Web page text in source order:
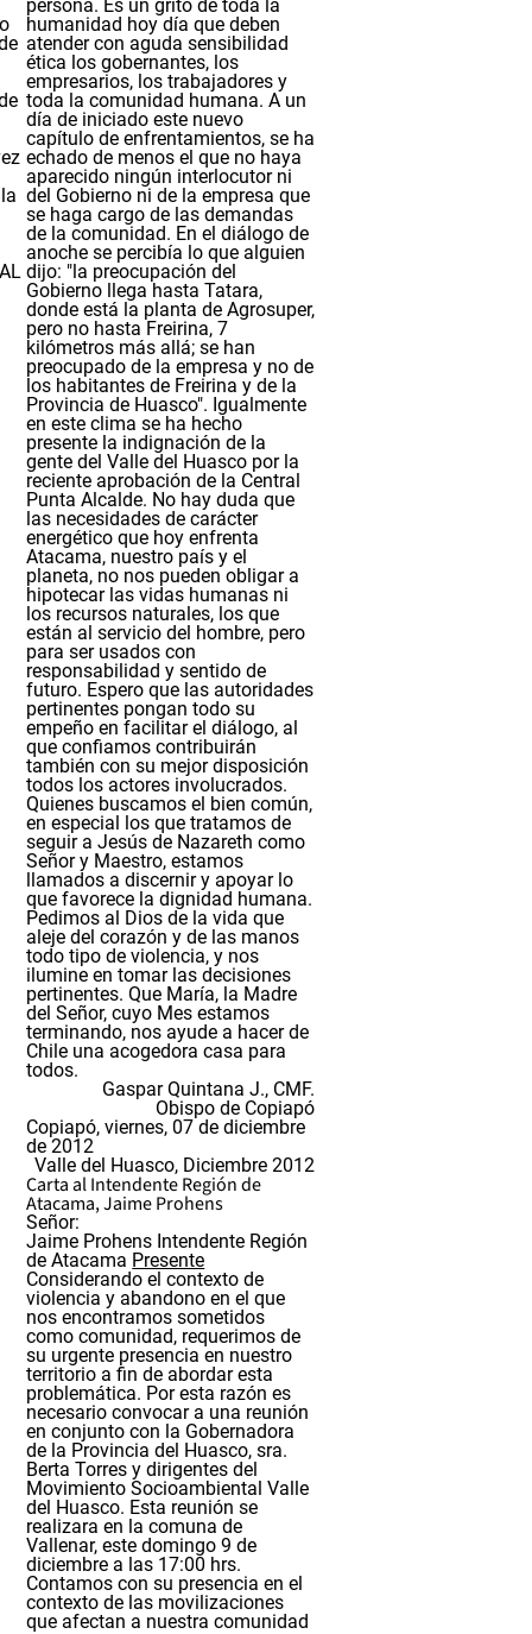
persona. Es un grito de toda la
humanidad hoy día que deben
atender con aguda sensibilidad
ética los gobernantes, los
empresarios, los trabajadores y
toda la comunidad humana. A un
día de iniciado este nuevo
capítulo de enfrentamientos, se ha
echado de menos el que no haya
aparecido ningún interlocutor ni
del Gobierno ni de la empresa que
se haga cargo de las demandas
de la comunidad. En el diálogo de
anoche se percibía lo que alguien
dijo: "la preocupación del
Gobierno llega hasta Tatara,
donde está la planta de Agrosuper,
pero no hasta Freirina, 7
kilómetros más allá; se han
preocupado de la empresa y no de
los habitantes de Freirina y de la
Provincia de Huasco". Igualmente
en este clima se ha hecho
presente la indignación de la
gente del Valle del Huasco por la
reciente aprobación de la Central
Punta Alcalde. No hay duda que
las necesidades de carácter
energético que hoy enfrenta
Atacama, nuestro país y el
planeta, no nos pueden obligar a
hipotecar las vidas humanas ni
los recursos naturales, los que
están al servicio del hombre, pero
para ser usados con
responsabilidad y sentido de
futuro. Espero que las autoridades
pertinentes pongan todo su
empeño en facilitar el diálogo, al
que confiamos contribuirán
también con su mejor disposición
todos los actores involucrados.
Quienes buscamos el bien común,
en especial los que tratamos de
seguir a Jesús de Nazareth como
Señor y Maestro, estamos
llamados a discernir y apoyar lo
que favorece la dignidad humana.
Pedimos al Dios de la vida que
aleje del corazón y de las manos
todo tipo de violencia, y nos
ilumine en tomar las decisiones
pertinentes. Que María, la Madre
del Señor, cuyo Mes estamos
terminando, nos ayude a hacer de
Chile una acogedora casa para
todos.
Gaspar Quintana J., CMF.
Obispo de Copiapó
Copiapó, viernes, 07 de diciembre
de 2012
Valle del Huasco, Diciembre 2012
Carta al Intendente Región de
Atacama, Jaime Prohens
Señor:
Jaime Prohens Intendente Región
de Atacama Presente
Considerando el contexto de
violencia y abandono en el que
nos encontramos sometidos
como comunidad, requerimos de
su urgente presencia en nuestro
territorio a fin de abordar esta
problemática. Por esta razón es
necesario convocar a una reunión
en conjunto con la Gobernadora
de la Provincia del Huasco, sra.
Berta Torres y dirigentes del
Movimiento Socioambiental Valle
del Huasco. Esta reunión se
realizara en la comuna de
Vallenar, este domingo 9 de
diciembre a las 17:00 hrs.
Contamos con su presencia en el
contexto de las movilizaciones
que afectan a nuestra comunidad